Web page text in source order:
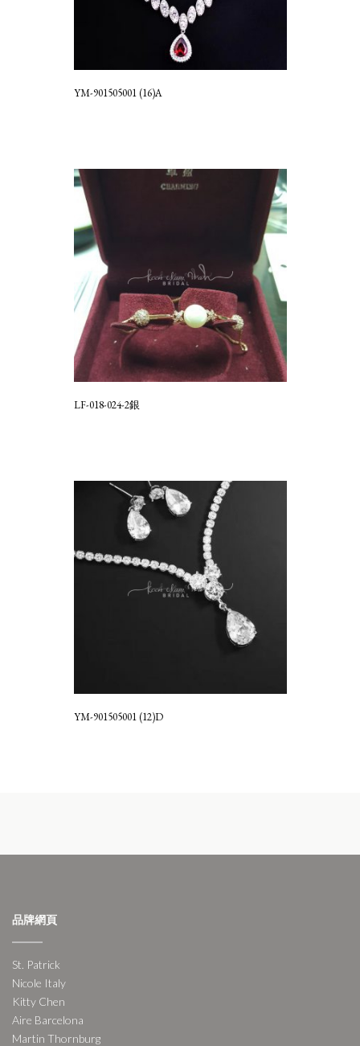
YM-901505001 (16)A
LF-018-024-2銀
YM-901505001 (12)D
品牌網頁
St. Patrick
Nicole Italy
Kitty Chen
Aire Barcelona
Martin Thornburg